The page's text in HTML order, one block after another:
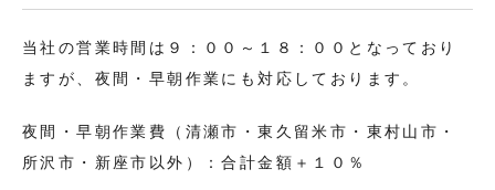
当社の営業時間は９：００～１８：００となっており
ますが、夜間・早朝作業にも対応しております。
夜間・早朝作業費（清瀬市・東久留米市・東村山市・
所沢市・新座市以外）：合計金額＋１０％